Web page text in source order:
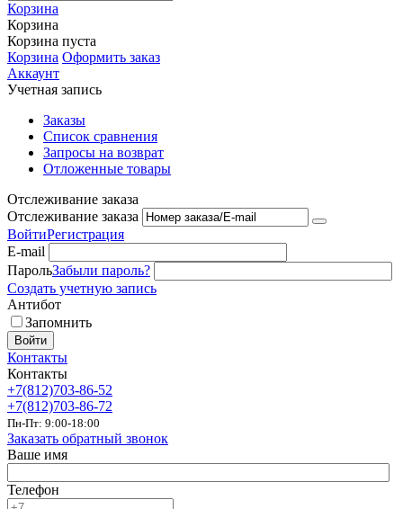
Корзина
Корзина
Корзина пуста
Корзина Оформить заказ
Аккаунт
Учетная запись
Заказы
Список сравнения
Запросы на возврат
Отложенные товары
Отслеживание заказа
Отслеживание заказа
ВойтиРегистрация
E-mail
ПарольЗабыли пароль?
Создать учетную запись
Антибот
Запомнить
Войти
Контакты
Контакты
+7(812)703-86-52
+7(812)703-86-72
Пн-Пт: 9:00-18:00
Заказать обратный звонок
Ваше имя
Телефон